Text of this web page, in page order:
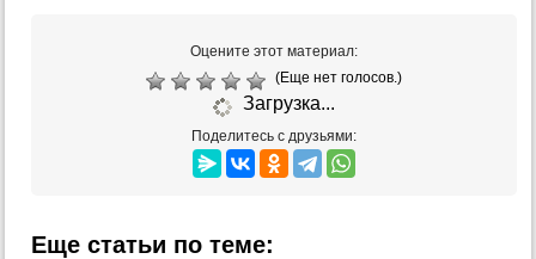
Оцените этот материал:
(Еще нет голосов.)
Загрузка...
Поделитесь с друзьями:
Еще статьи по теме: